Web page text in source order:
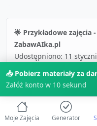
🌟 Przykładowe zajęcia
ZabawAIka.pl
Udostępniono: 11
📚 Więcej o "
🔍
📥 Pobierz materiały za
Załóż konto w 10 sekund
Moje Zajęcia Generator